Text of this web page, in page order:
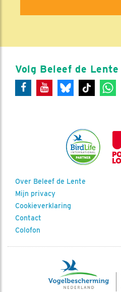
Volg Beleef de Lente
Over Beleef de Lente
Mijn privacy
Cookieverklaring
Contact
Colofon